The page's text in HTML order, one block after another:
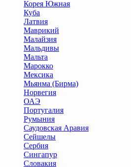
Корея Южная
Куба
Латвия
Маврикий
Малайзия
Мальдивы
Мальта
Марокко
Мексика
Мьянма (Бирма)
Норвегия
ОАЭ
Португалия
Румыния
Саудовская Аравия
Сейшелы
Сербия
Сингапур
Словакия